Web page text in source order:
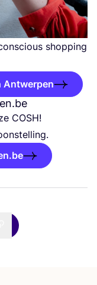
shop­ping
Antwerpen
COSH!